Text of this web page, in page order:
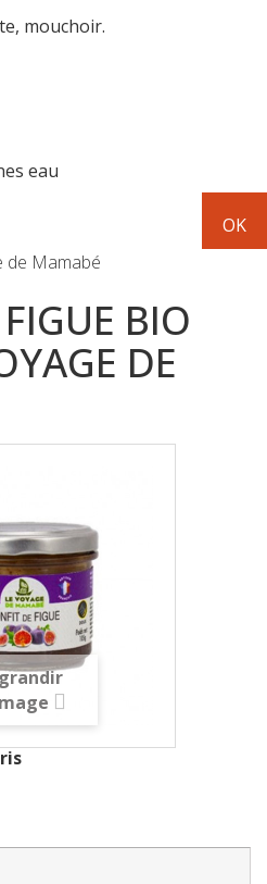
mouchoir.
eau
de Mamabé
BIO
DE